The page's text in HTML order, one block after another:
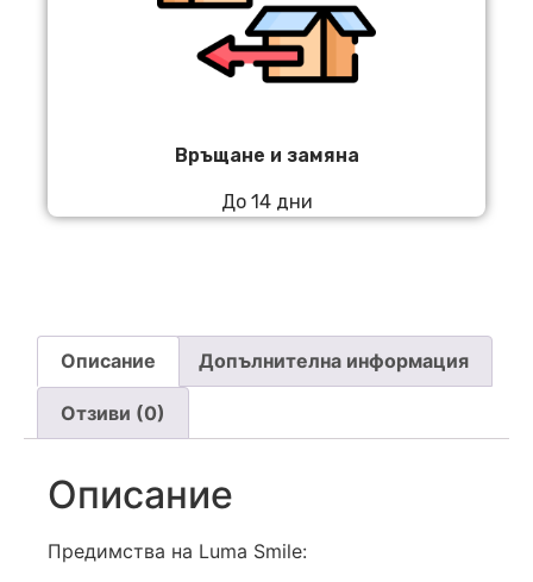
Връщане и замяна
До 14 дни
Описание Допълнителна информация
Отзиви (0)
Описание
Предимства на Luma Smile: